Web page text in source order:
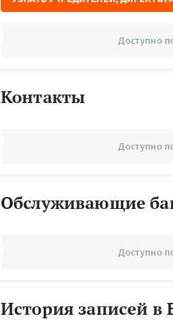
Доступно
Контакты
Доступно
Обслуживающие
Доступно
История записей в